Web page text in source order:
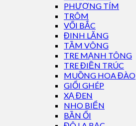
PHƯỢNG TÍM
TRÔM
VỐI BẮC
ĐINH LĂNG
TẦM VÔNG
TRE MẠNH TÔNG
TRE ĐIỀN TRÚC
MUỒNG HOA ĐÀO
GIỔI GHÉP
XẠ ĐEN
NHO BIỂN
BẦN ỔI